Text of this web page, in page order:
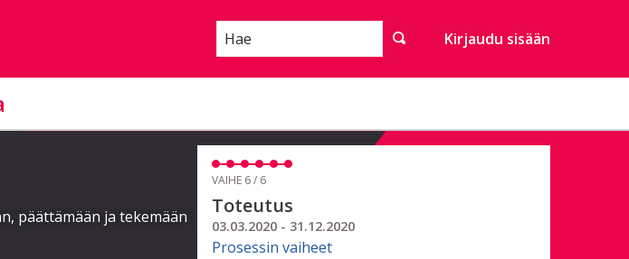
Hae Kirjaudu sisään
päättämään ja tekemään
VAIHE 6 / 6
Toteutus
03.03.2020 - 31.12.2020
Prosessin vaiheet